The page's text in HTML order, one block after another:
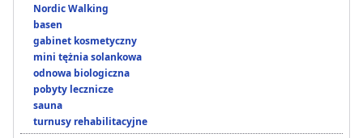
Nordic Walking
basen
gabinet kosmetyczny
mini tężnia solankowa
odnowa biologiczna
pobyty lecznicze
sauna
turnusy rehabilitacyjne